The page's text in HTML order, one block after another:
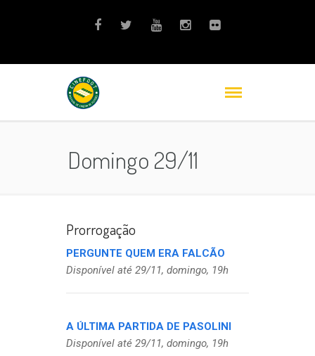
Domingo 29/11
Prorrogação
PERGUNTE QUEM ERA FALCÃO
Disponível até 29/11, domingo, 19h
A ÚLTIMA PARTIDA DE PASOLINI
Disponível até 29/11, domingo, 19h